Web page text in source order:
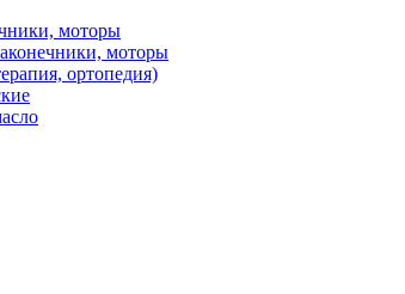
моторы
моторы
ортопедия)